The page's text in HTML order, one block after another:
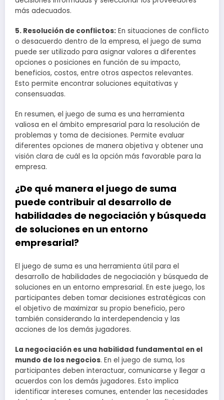
más adecuados.
5. Resolución de conflictos: En situaciones de conflicto
o desacuerdo dentro de la empresa, el juego de suma
puede ser utilizado para asignar valores a diferentes
opciones o posiciones en función de su impacto,
beneficios, costos, entre otros aspectos relevantes.
Esto permite encontrar soluciones equitativas y
consensuadas.
En resumen, el juego de suma es una herramienta
valiosa en el ámbito empresarial para la resolución de
problemas y toma de decisiones. Permite evaluar
diferentes opciones de manera objetiva y obtener una
visión clara de cuál es la opción más favorable para la
empresa.
¿De qué manera el juego de suma
puede contribuir al desarrollo de
habilidades de negociación y búsqueda
de soluciones en un entorno
empresarial?
El juego de suma es una herramienta útil para el
desarrollo de habilidades de negociación y búsqueda de
soluciones en un entorno empresarial. En este juego, los
participantes deben tomar decisiones estratégicas con
el objetivo de maximizar su propio beneficio, pero
también considerando la interdependencia y las
acciones de los demás jugadores.
La negociación es una habilidad fundamental en el
mundo de los negocios. En el juego de suma, los
participantes deben interactuar, comunicarse y llegar a
acuerdos con los demás jugadores. Esto implica
identificar intereses comunes, entender las necesidades